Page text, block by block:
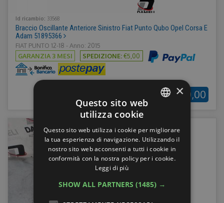
Id ricambio: 33568
Braccio Oscillante Anteriore Sinistro Fiat Punto Qubo Opel Corsa E
Adam 51895366
FIAT PUNTO 12-18 - Anno: 2015
GARANZIA 3 MESI
SPEDIZIONE:€5,00
€40,00
ENGLISH
GERMAN
×
Questo sito web
utilizza cookie
Questo sito web utilizza i cookie per migliorare
la tua esperienza di navigazione. Utilizzando il
nostro sito web acconsenti a tutti i cookie in
conformità con la nostra policy per i cookie.
Leggi di più
SHOW ALL PARTNERS (1485) →